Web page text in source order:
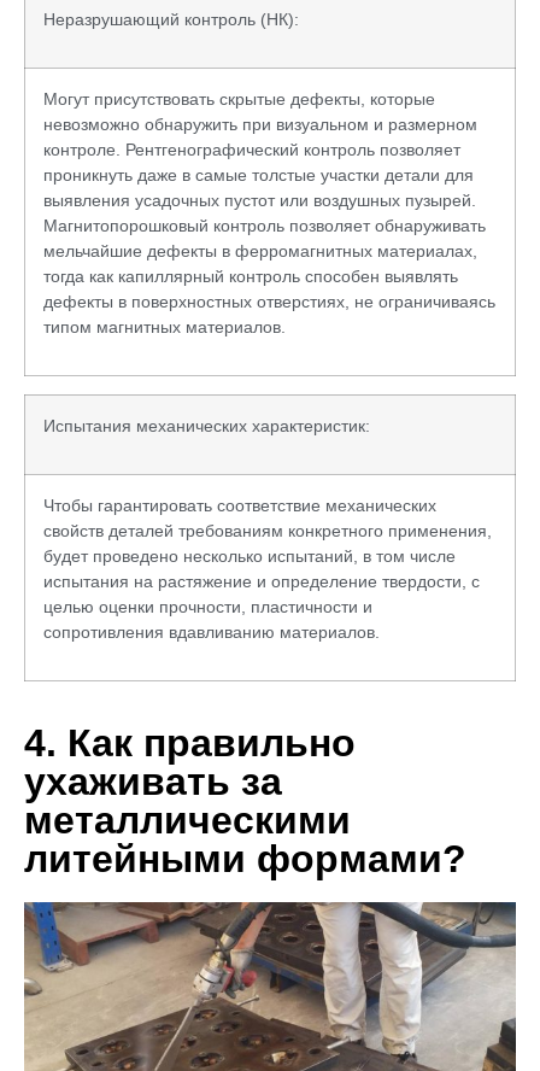
Неразрушающий контроль (НК):
Могут присутствовать скрытые дефекты, которые
невозможно обнаружить при визуальном и размерном
контроле. Рентгенографический контроль позволяет
проникнуть даже в самые толстые участки детали для
выявления усадочных пустот или воздушных пузырей.
Магнитопорошковый контроль позволяет обнаруживать
мельчайшие дефекты в ферромагнитных материалах,
тогда как капиллярный контроль способен выявлять
дефекты в поверхностных отверстиях, не ограничиваясь
типом магнитных материалов.
Испытания механических характеристик:
Чтобы гарантировать соответствие механических
свойств деталей требованиям конкретного применения,
будет проведено несколько испытаний, в том числе
испытания на растяжение и определение твердости, с
целью оценки прочности, пластичности и
сопротивления вдавливанию материалов.
4. Как правильно
ухаживать за
металлическими
литейными формами?